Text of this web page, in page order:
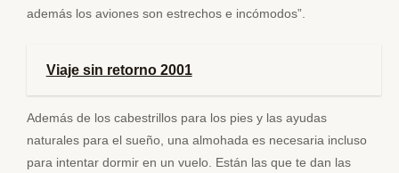
además los aviones son estrechos e incómodos”.
Viaje sin retorno 2001
Además de los cabestrillos para los pies y las ayudas
naturales para el sueño, una almohada es necesaria incluso
para intentar dormir en un vuelo. Están las que te dan las